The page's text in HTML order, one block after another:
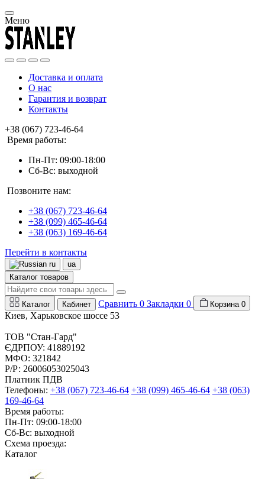
Меню
Доставка и оплата
О нас
Гарантия и возврат
Контакты
+38 (067) 723-46-64
Время работы:
Пн-Пт: 09:00-18:00
Сб-Вс: выходной
Позвоните нам:
+38 (067) 723-46-64
+38 (099) 465-46-64
+38 (063) 169-46-64
Перейти в контакты
ru
ua
Каталог товаров
Каталог Кабинет Сравнить 0 Закладки 0 Корзина 0
Киев, Харьковское шоссе 53
ТОВ "Стан-Гард"
ЄДРПОУ: 41889192
МФО: 321842
Р/Р: 26006053025043
Платник ПДВ
Телефоны: +38 (067) 723-46-64 +38 (099) 465-46-64 +38 (063)
169-46-64
Время работы:
Пн-Пт: 09:00-18:00
Сб-Вс: выходной
Схема проезда:
Каталог